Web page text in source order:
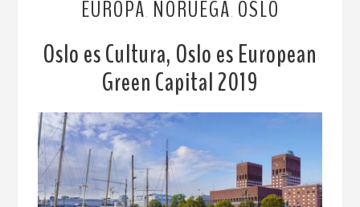
EUROPA, NORUEGA, OSLO
Oslo es Cultura, Oslo es European
Green Capital 2019